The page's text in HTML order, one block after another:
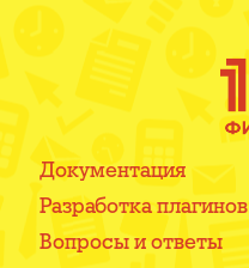
Документация
Разработка плагинов
Вопросы и ответы